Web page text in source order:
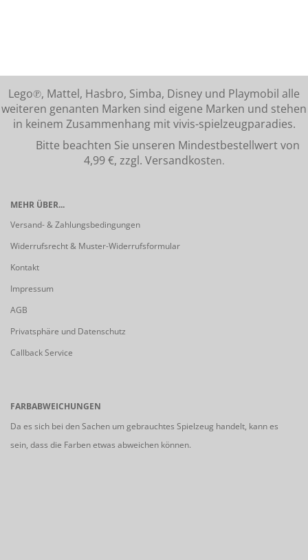
Lego℗, Mattel, Hasbro, Simba, Disney und Playmobil alle
weiteren genanten Marken sind eigene Marken und stehen
in keinem Zusammenhang mit vivis-spielzeugparadies.
Bitte beachten Sie unseren Mindestbestellwert von
4,99 €, zzgl. Versandkosten.
MEHR ÜBER...
Versand- & Zahlungsbedingungen
Widerrufsrecht & Muster-Widerrufsformular
Kontakt
Impressum
AGB
Privatsphäre und Datenschutz
Callback Service
FARBABWEICHUNGEN
Da es sich bei den Sachen um gebrauchtes Spielzeug handelt, kann es
sein, dass die Farben etwas abweichen können.